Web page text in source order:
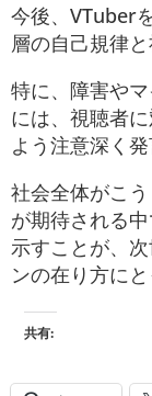
今後、VTuber
層の自己規律
特に、障害や
には、視聴者
よう注意深く
社会全体がこ
が期待される
示すことが、
ンの在り方に
共有: